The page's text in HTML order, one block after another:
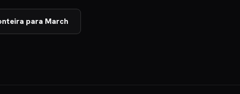
para March